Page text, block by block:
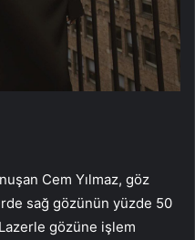
Cem Yılmaz, göz
sağ gözünün yüzde 50
gözüne işlem